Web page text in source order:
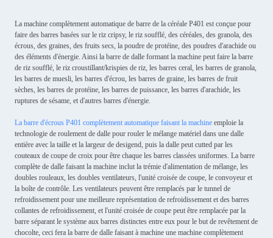
La machine complètement automatique de barre de la céréale P401 est conçue pour
faire des barres basées sur le riz cripsy, le riz soufflé, des céréales, des granola, des
écrous, des graines, des fruits secs, la poudre de protéine, des poudres d'arachide ou
des éléments d'énergie. Ainsi la barre de dalle formant la machine peut faire la barre
de riz soufflé, le riz croustillant/krispies de riz, les barres ceral, les barres de granola,
les barres de muesli, les barres d'écrou, les barres de graine, les barres de fruit
sèches, les barres de protéine, les barres de puissance, les barres d'arachide, les
ruptures de sésame, et d'autres barres d'énergie.
La barre d'écrous P401 complètement automatique faisant la machine emploie la
technologie de roulement de dalle pour rouler le mélange matériel dans une dalle
entière avec la taille et la largeur de desigend, puis la dalle peut cutted par les
couteaux de coupe de croix pour être chaque les barres classées uniformes. La barre
complète de dalle faisant la machine inclut la trémie d'alimentation de mélange, les
doubles rouleaux, les doubles ventilateurs, l'unité croisée de coupe, le convoyeur et
la boîte de contrôle. Les ventilateurs peuvent être remplacés par le tunnel de
refroidissement pour une meilleure représentation de refroidissement et des barres
collantes de refroidissement, et l'unité croisée de coupe peut être remplacée par la
barre séparant le système aux barres distinctes entre eux pour le but de revêtement de
chocolte, ceci fera la barre de dalle faisant à machine une machine complètement